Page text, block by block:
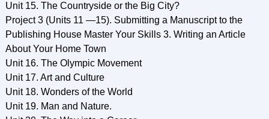
Unit 15. The Countryside or the Big City?
Project 3 (Units 11 —15). Submitting a Manuscript to the
Publishing House Master Your Skills 3. Writing an Article
About Your Home Town
Unit 16. The Olympic Movement
Unit 17. Art and Culture
Unit 18. Wonders of the World
Unit 19. Man and Nature.